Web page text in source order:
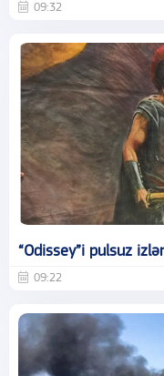
09:32
“Odissey”i pulsuz
09:22